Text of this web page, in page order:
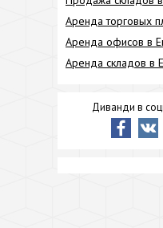
Аренда торговых
Аренда офисов в
Аренда складов в
Диванди в